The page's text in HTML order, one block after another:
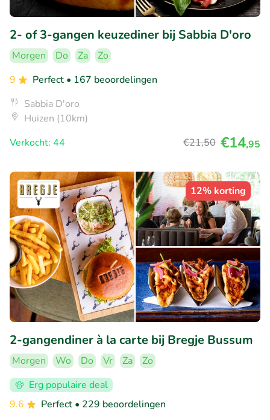
2- of 3-gangen keuzediner bij Sabbia D'oro
Morgen Do Za
Zo
9
Perfect • 167 beoordelingen
Sabbia D'oro
Huizen (10km)
Verkocht: 44
€21,50 €14,95
12% korting
2-gangendiner à la carte bij Bregje Bussum
Morgen Wo Do Vr Za
Zo
Erg populaire deal
9.6
Perfect • 229 beoordelingen